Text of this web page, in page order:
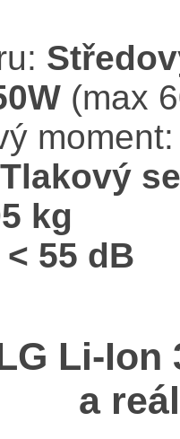
(max
Tlakový
kg
< 55 dB
Li-Ion
a